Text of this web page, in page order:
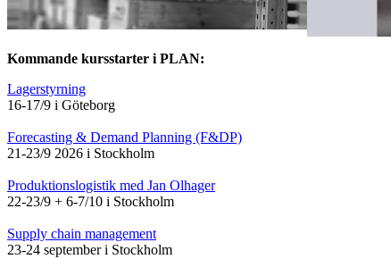
Kommande kursstarter i PLAN:
Lagerstyrning
16-17/9 i Göteborg
Forecasting & Demand Planning (F&DP)
21-23/9 2026 i Stockholm
Produktionslogistik med Jan Olhager
22-23/9 + 6-7/10 i Stockholm
Supply chain management
23-24 september i Stockholm